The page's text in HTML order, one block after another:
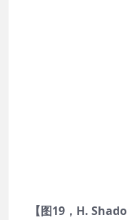
【图19，H.